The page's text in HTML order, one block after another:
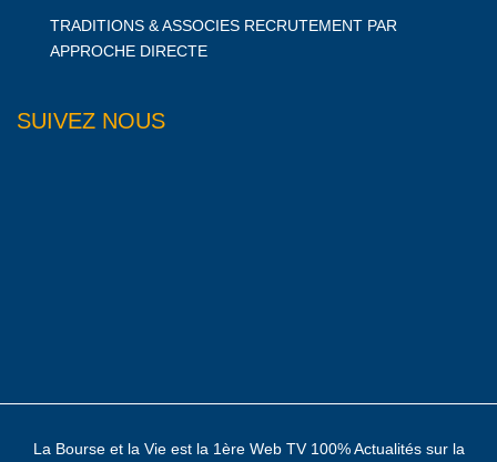
TRADITIONS & ASSOCIES RECRUTEMENT PAR
APPROCHE DIRECTE
SUIVEZ NOUS
La Bourse et la Vie est la 1ère Web TV 100% Actualités sur la